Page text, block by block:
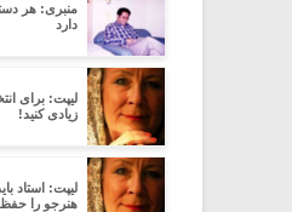
منبری: هر
دارد
لیپت: برای
زیادی کنید!
لیپت: استاد
هنرجو را